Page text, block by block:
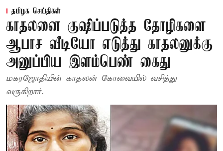
தமிழக செய்திகள்
காதலனை குஷிப்படுத்த தோழிகளை
ஆபாச வீடியோ எடுத்து காதலனுக்கு
அனுப்பிய இளம்பெண் கைது
மகரஜோதியின் காதலன் கோவையில் வசித்து
வருகிறார்.